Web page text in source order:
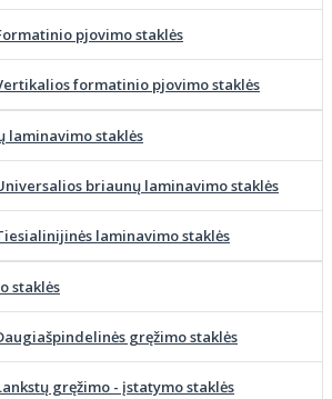
pjovimo staklės
formatinio pjovimo staklės
laminavimo staklės
briaunų laminavimo staklės
laminavimo staklės
staklės
gręžimo staklės
gręžimo - įstatymo staklės